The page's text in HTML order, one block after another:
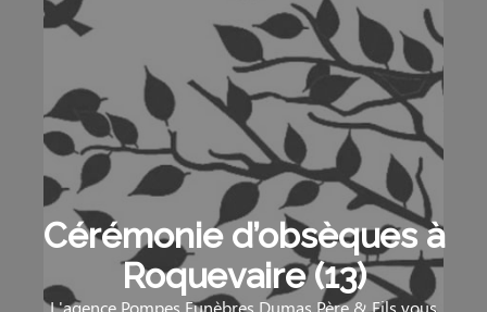
ESPACES HOMMAGES
Cérémonie d’obsèques à
Roquevaire (13)
L'agence Pompes Funèbres Dumas Père & Fils vous